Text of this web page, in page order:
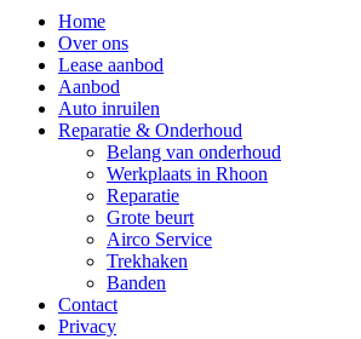
Home
Over ons
Lease aanbod
Aanbod
Auto inruilen
Reparatie & Onderhoud
Belang van onderhoud
Werkplaats in Rhoon
Reparatie
Grote beurt
Airco Service
Trekhaken
Banden
Contact
Privacy